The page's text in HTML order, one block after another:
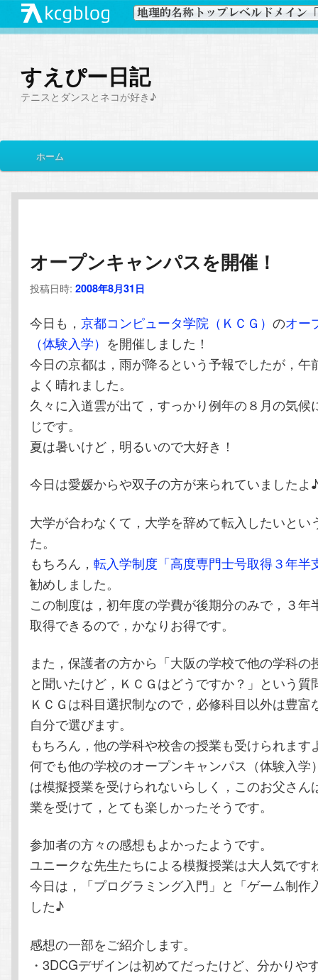
すえぴー日記
テニスとダンスとネコが好き♪
イ
メ
イ
コ
ン
テ
ン
ツ
へ
サ
ブ
ン
テ
ン
ツ
へ
移
ホーム
オープンキャンパスを開催！
投稿日時:2008年8月31日
今日も，京都コンピュータ学院（ＫＣＧ）のオー
（体験入学） を開催しました！
今日の京都は，雨が降るという予報でしたが，午
よく晴れました。
久々に入道雲が出て，すっかり例年の８月の気候
じです。
夏は暑いけど，明るいので大好き！
今日は愛媛からや双子の方が来られていましたよ
大学が合わなくて，大学を辞めて転入したいとい
た。
もちろん，転入学制度「高度専門士号取得３年半
勧めしました。
この制度は，初年度の学費が後期分のみで，３年
取得できるので，かなりお得です。
また，保護者の方から「大阪の学校で他の学科の
と聞いたけど，ＫＣＧはどうですか？」という質
ＫＣＧは科目選択制なので，必修科目以外は豊富
自分で選びます。
もちろん，他の学科や校舎の授業も受けられます
何でも他の学校のオープンキャンパス（体験入学
は模擬授業を受けられないらしく，このお父さん
業を受けて，とても楽しかったそうです。
参加者の方々の感想もよかったようです。
ユニークな先生たちによる模擬授業は大人気です
今日は，「プログラミング入門」と「ゲーム制作
した♪
感想の一部をご紹介します。
・3DCGデザインは初めてだったけど、分かりや